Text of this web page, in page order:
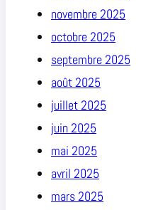
novembre 2025
octobre 2025
septembre 2025
août 2025
juillet 2025
juin 2025
mai 2025
avril 2025
mars 2025